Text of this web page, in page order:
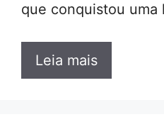
que conquistou uma
Leia mais